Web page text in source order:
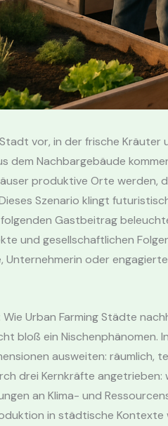
vor, in der frische
dem Nachbargebäude
produktive Orte werden,
Szenario klingt
Gastbeitrag
und gesellschaftlichen
Unternehmerin oder
Urban Farming Städte
bloß ein Nischenphänomen.
ausweiten: räumlich,
drei Kernkräfte angetrieben:
an Klima- und
in städtische